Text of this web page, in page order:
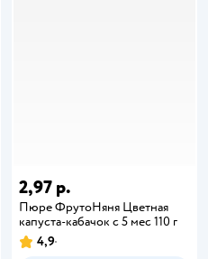
2,97 р.
Пюре ФрутоНяня Цветная
капуста-кабачок с 5 мес 110 г
4,9